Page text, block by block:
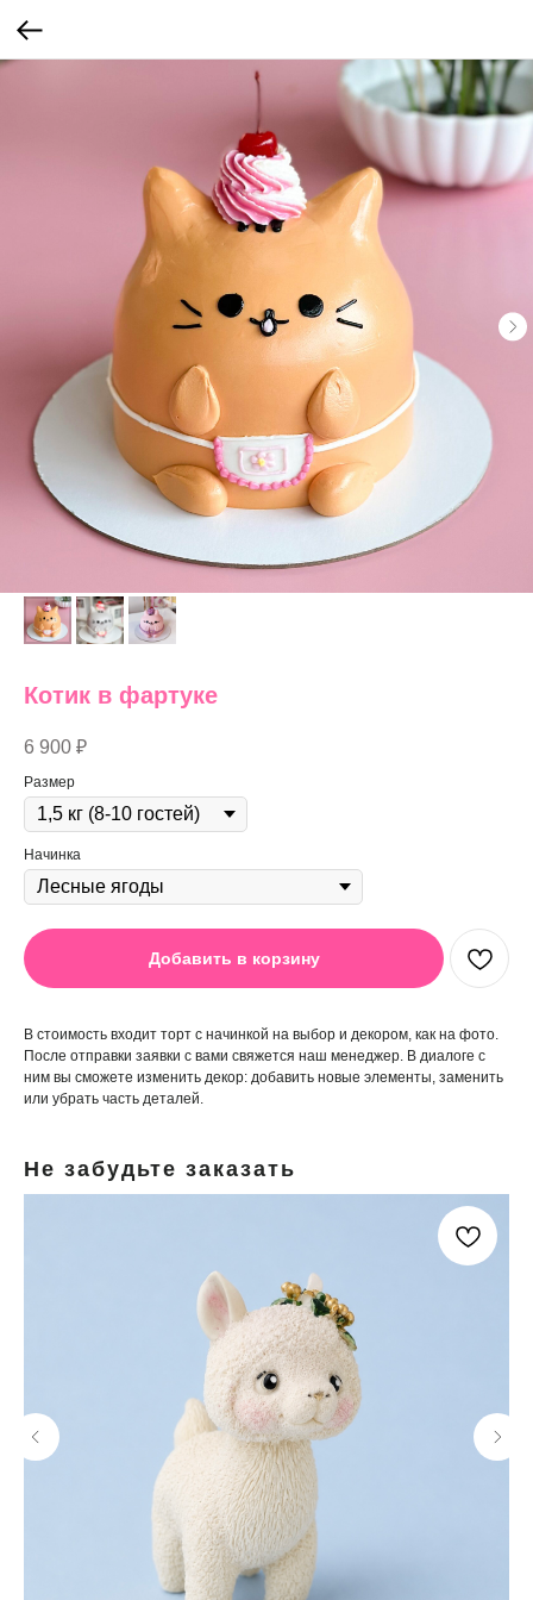
Котик в фартуке
6 900 ₽
Размер
Начинка
Добавить в корзину
В стоимость входит торт с начинкой на выбор и декором, как на фото.
После отправки заявки с вами свяжется наш менеджер. В диалоге с
ним вы сможете изменить декор: добавить новые элементы, заменить
или убрать часть деталей.
Не забудьте заказать